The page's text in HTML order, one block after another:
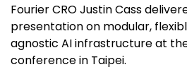
Fourier CRO Justin Cass
presentation on modular,
agnostic AI infrastructure at
conference in Taipei.